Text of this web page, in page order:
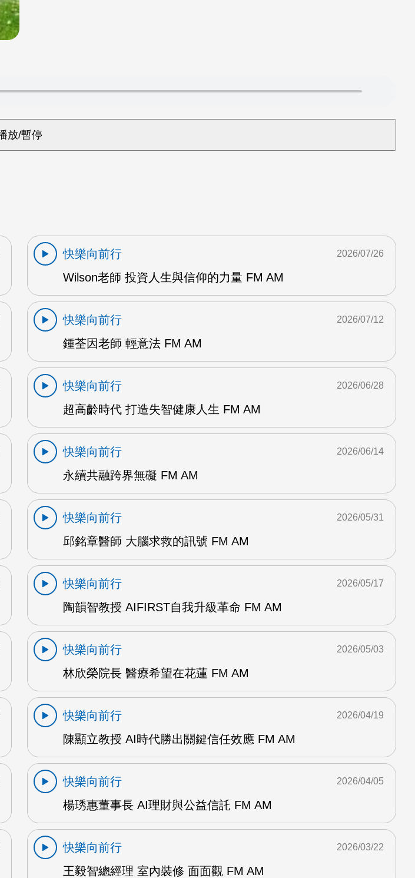
快樂向前行
Wilson老師 投資人生與信仰的力量 FM AM
2026/07/26
快樂向前行
鍾荃因老師 輕意法 FM AM
2026/07/12
快樂向前行
超高齡時代 打造失智健康人生 FM AM
2026/06/28
快樂向前行
永續共融跨界無礙 FM AM
2026/06/14
快樂向前行
邱銘章醫師 大腦求救的訊號 FM AM
2026/05/31
快樂向前行
陶韻智教授 AIFIRST自我升級革命 FM AM
2026/05/17
快樂向前行
林欣榮院長 醫療希望在花蓮 FM AM
2026/05/03
快樂向前行
陳顯立教授 AI時代勝出關鍵信任效應 FM AM
2026/04/19
快樂向前行
楊琇惠董事長 AI理財與公益信託 FM AM
2026/04/05
快樂向前行
王毅智總經理 室內裝修 面面觀 FM AM
2026/03/22